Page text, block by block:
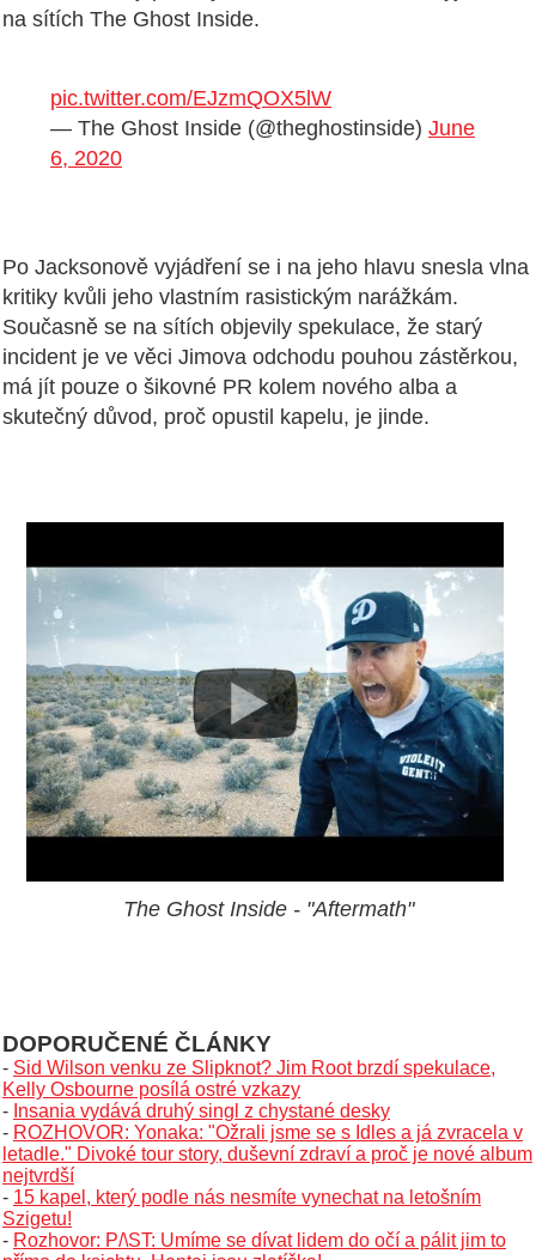
na sítích The Ghost Inside.
pic.twitter.com/EJzmQOX5lW
— The Ghost Inside (@theghostinside) June
6, 2020
Po Jacksonově vyjádření se i na jeho hlavu snesla vlna
kritiky kvůli jeho vlastním rasistickým narážkám.
Současně se na sítích objevily spekulace, že starý
incident je ve věci Jimova odchodu pouhou zástěrkou,
má jít pouze o šikovné PR kolem nového alba a
skutečný důvod, proč opustil kapelu, je jinde.
The Ghost Inside - "Aftermath"
DOPORUČENÉ ČLÁNKY
- Sid Wilson venku ze Slipknot? Jim Root brzdí spekulace,
Kelly Osbourne posílá ostré vzkazy
- Insania vydává druhý singl z chystané desky
- ROZHOVOR: Yonaka: "Ožrali jsme se s Idles a já zvracela v
letadle." Divoké tour story, duševní zdraví a proč je nové album
nejtvrdší
- 15 kapel, který podle nás nesmíte vynechat na letošním
Szigetu!
- Rozhovor: P/\ST: Umíme se dívat lidem do očí a pálit jim to